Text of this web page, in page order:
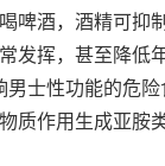
啤酒，酒精可
发挥，甚至降低
士性功能的危险
质作用生成亚胺